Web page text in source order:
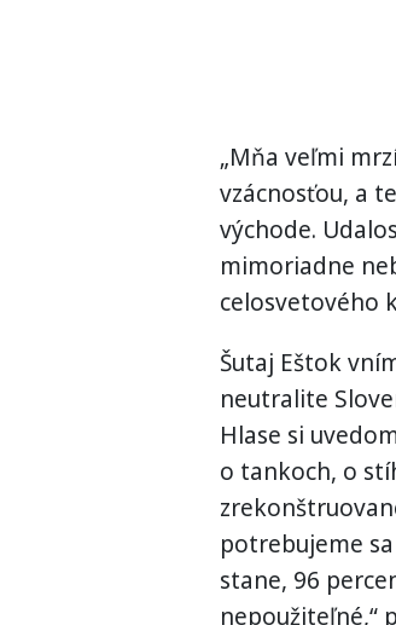
„Mňa veľmi
vzácnosťou, a
východe.
mimoriadne
celosvetového
Šutaj Eštok
neutralite
Hlase si
o tankoch, o
potrebujeme
stane, 96
nepoužiteľné,“